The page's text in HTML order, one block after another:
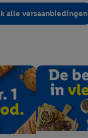
alle versaanbiedingen